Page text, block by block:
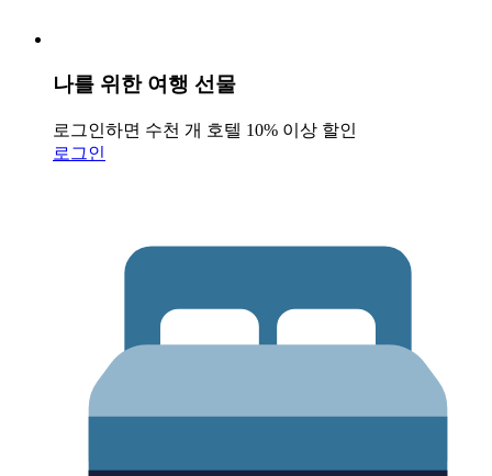
나를 위한 여행 선물
로그인하면 수천 개 호텔 10% 이상 할인
로그인